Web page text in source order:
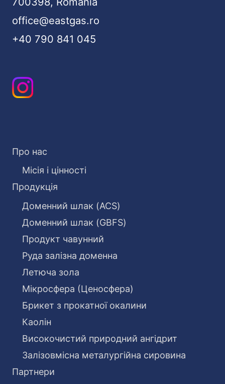
office@eastgas.ro
+40 790 841 045
Про нас
Місія і цінності
Продукція
Доменний шлак (ACS)
Доменний шлак (GBFS)
Продукт чавунний
Руда залізна доменна
Летюча зола
Мікросфера (Ценосфера)
Брикет з прокатної окалини
Каолін
Високочистий природний ангідрит
Залізовмісна металургійна сировина
Партнери